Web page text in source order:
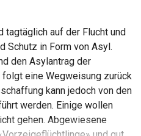
tagtäglich auf der Flucht und
Schutz in Form von Asyl.
den Asylantrag der
eine Wegweisung zurück
kann jedoch von den
werden. Einige wollen
gehen. Abgewiesene